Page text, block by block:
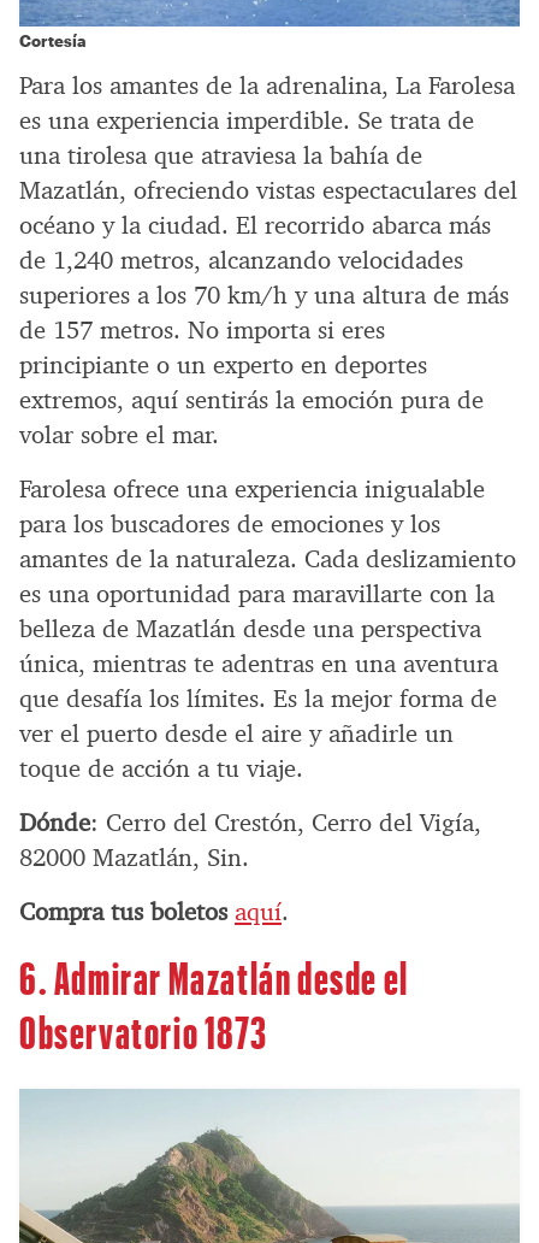
Cortesía
Para los amantes de la adrenalina, La Farolesa
es una experiencia imperdible. Se trata de
una tirolesa que atraviesa la bahía de
Mazatlán, ofreciendo vistas espectaculares del
océano y la ciudad. El recorrido abarca más
de 1,240 metros, alcanzando velocidades
superiores a los 70 km/h y una altura de más
de 157 metros. No importa si eres
principiante o un experto en deportes
extremos, aquí sentirás la emoción pura de
volar sobre el mar.
Farolesa ofrece una experiencia inigualable
para los buscadores de emociones y los
amantes de la naturaleza. Cada deslizamiento
es una oportunidad para maravillarte con la
belleza de Mazatlán desde una perspectiva
única, mientras te adentras en una aventura
que desafía los límites. Es la mejor forma de
ver el puerto desde el aire y añadirle un
toque de acción a tu viaje.
Dónde: Cerro del Crestón, Cerro del Vigía,
82000 Mazatlán, Sin.
Compra tus boletos aquí.
6. Admirar Mazatlán desde el
Observatorio 1873